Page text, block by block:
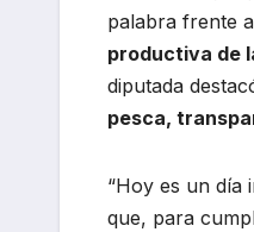
palabra frente
productiva de
diputada
pesca,
“Hoy es un día
que, para